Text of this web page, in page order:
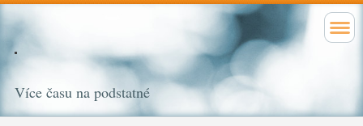
Více času na podstatné